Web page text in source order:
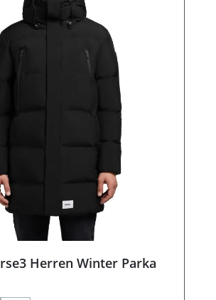
Herren Winter Parka